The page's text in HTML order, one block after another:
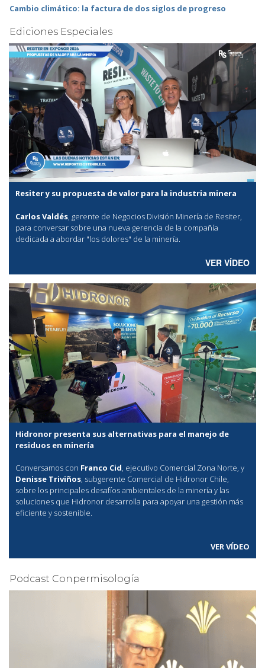
Cambio climático: la factura de dos siglos de progreso
Ediciones Especiales
Resiter y su propuesta de valor para la industria minera
Carlos Valdés, gerente de Negocios División Minería de Resiter,
para conversar sobre una nueva gerencia de la compañía
dedicada a abordar "los dolores" de la minería.
VER VÍDEO
Hidronor presenta sus alternativas para el manejo de
residuos en minería
Conversamos con Franco Cid, ejecutivo Comercial Zona Norte, y
Denisse Triviños, subgerente Comercial de Hidronor Chile,
sobre los principales desafíos ambientales de la minería y las
soluciones que Hidronor desarrolla para apoyar una gestión más
eficiente y sostenible.
VER VÍDEO
Podcast Conpermisología